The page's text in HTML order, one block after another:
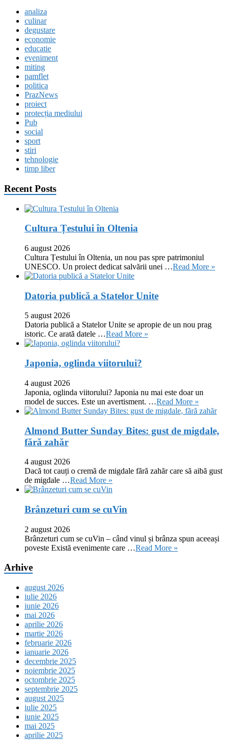
analiza
culinar
degustare
economie
educatie
eveniment
miting
pamflet
politica
PrazNews
proiect
protecția mediului
Pub
social
sport
stiri
tehnologie
timp liber
Recent Posts
Cultura Țestului în Oltenia
6 august 2026
Cultura Țestului în Oltenia, un nou pas spre patrimoniul
UNESCO. Un proiect dedicat salvării unei …Read More »
Datoria publică a Statelor Unite
5 august 2026
Datoria publică a Statelor Unite se apropie de un nou prag
istoric. Ce arată datele …Read More »
Japonia, oglinda viitorului?
4 august 2026
Japonia, oglinda viitorului? Japonia nu mai este doar un
model de succes. Este un avertisment. …Read More »
Almond Butter Sunday Bites: gust de migdale,
fără zahăr
4 august 2026
Dacă tot cauți o cremă de migdale fără zahăr care să aibă gust
de migdale …Read More »
Brânzeturi cum se cuVin
2 august 2026
Brânzeturi cum se cuVin – când vinul și brânza spun aceeași
poveste Există evenimente care …Read More »
Arhive
august 2026
iulie 2026
iunie 2026
mai 2026
aprilie 2026
martie 2026
februarie 2026
ianuarie 2026
decembrie 2025
noiembrie 2025
octombrie 2025
septembrie 2025
august 2025
iulie 2025
iunie 2025
mai 2025
aprilie 2025